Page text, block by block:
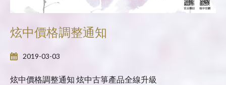
炫中價格調整通知
2019-03-03
炫中價格調整通知 炫中古箏產品全線升級